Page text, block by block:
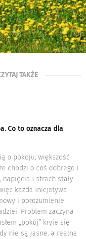
TAKŻE
Co to oznacza dla
o pokoju, większość
chodzi o coś dobrego i
napięcia i strach stały
każda inicjatywa
i porozumienie
Problem zaczyna
„pokój” kryje się
nie są jasne, a realna